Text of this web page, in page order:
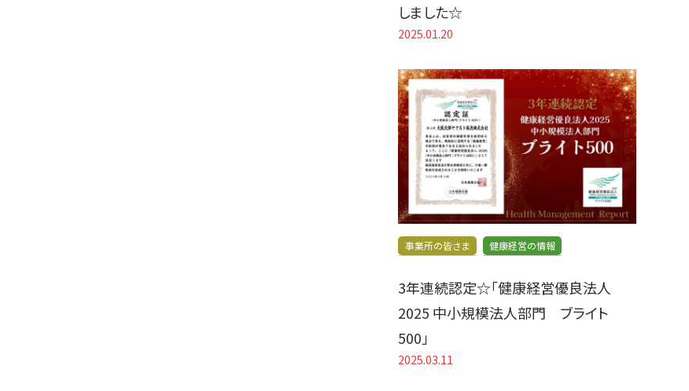
しました☆
2025.01.20
事業所の皆さま 健康経営の情報
3年連続認定☆「健康経営優良法人
2025 中小規模法人部門 ブライト
500」
2025.03.11